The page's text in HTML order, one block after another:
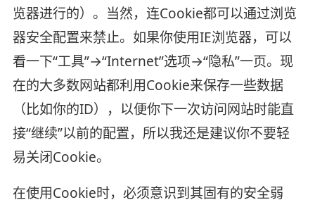
览器进行的）。当然，连Cookie都可以通过浏览
器安全配置来禁止。如果你使用IE浏览器，可以
看一下“工具”→“Internet”选项→“隐私”一页。现
在的大多数网站都利用Cookie来保存一些数据
（比如你的ID），以便你下一次访问网站时能直
接“继续”以前的配置，所以我还是建议你不要轻
易关闭Cookie。
在使用Cookie时，必须意识到其固有的安全弱